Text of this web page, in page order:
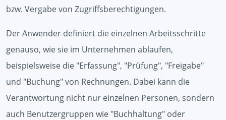
bzw. Vergabe von Zugriffsberechtigungen.
Der Anwender definiert die einzelnen Arbeitsschritte
genauso, wie sie im Unternehmen ablaufen,
beispielsweise die "Erfassung", "Prüfung", "Freigabe"
und "Buchung" von Rechnungen. Dabei kann die
Verantwortung nicht nur einzelnen Personen, sondern
auch Benutzergruppen wie "Buchhaltung" oder